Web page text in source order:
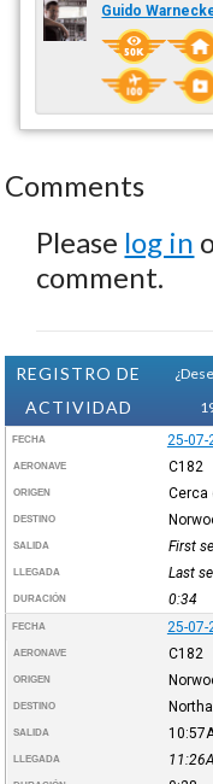
Guido
Comments
Please log in
comment.
REGISTRO DE
ACTIVIDAD
FECHA 25-07-
AERONAVE C182
ORIGEN Cerca
DESTINO
SALIDA First
LLEGADA Last
DURACIÓN 0:34
FECHA 25-07-
AERONAVE C182
ORIGEN
DESTINO
SALIDA
LLEGADA